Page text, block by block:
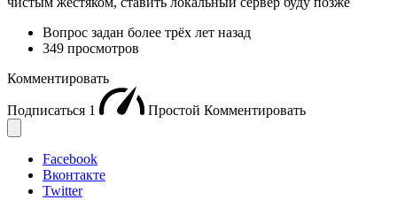
Вопрос задан более трёх лет назад
349 просмотров
Комментировать
Подписаться 1 Простой Комментировать
Facebook
Вконтакте
Twitter